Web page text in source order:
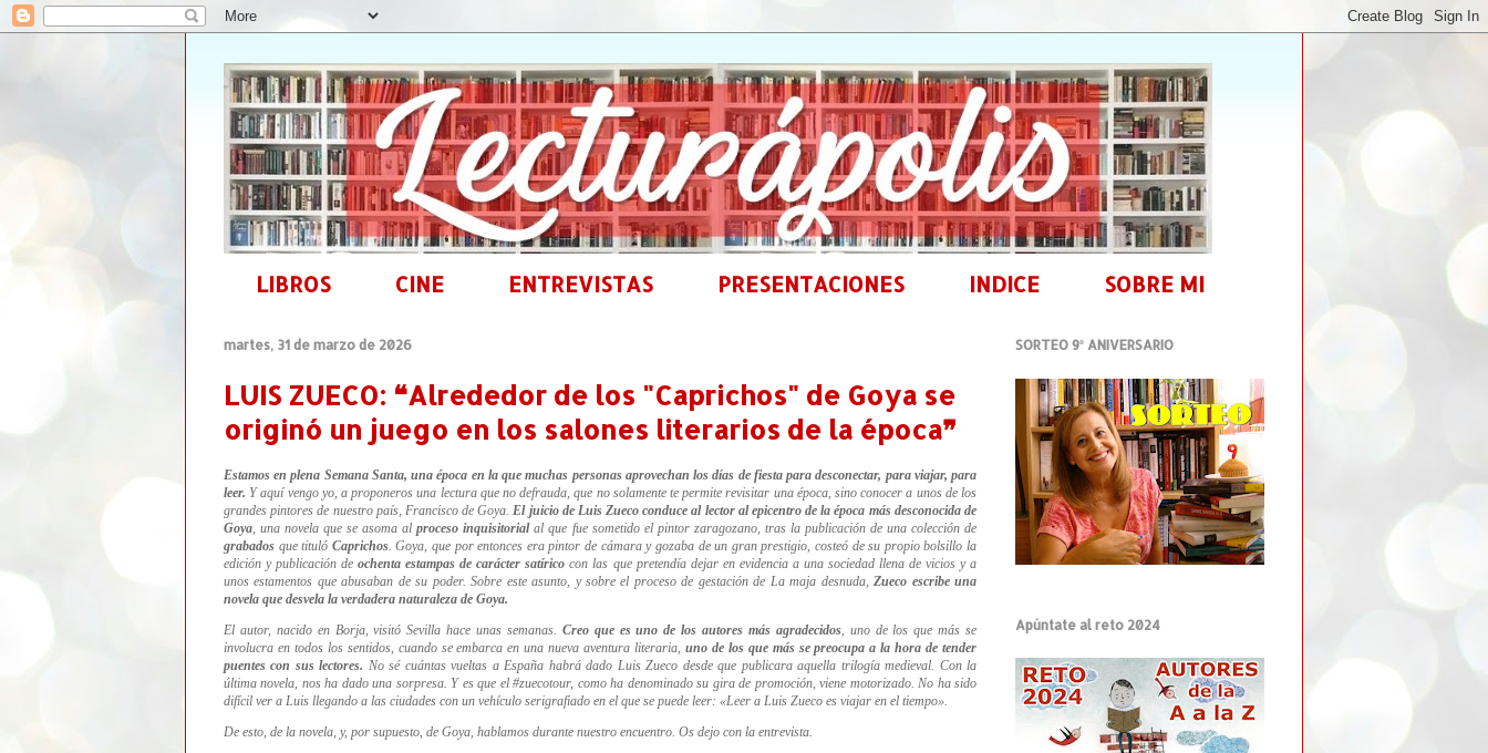
LIBROS CINE ENTREVISTAS PRESENTACIONES INDICE SOBRE MI
martes, 31 de marzo de 2026
LUIS ZUECO: ❝Alrededor de los "Caprichos" de Goya se
originó un juego en los salones literarios de la época❞
Estamos en plena Semana Santa, una época en la que muchas personas aprovechan los días de fiesta para desconectar, para viajar, para
leer. Y aquí vengo yo, a proponeros una lectura que no defrauda, que no solamente te permite revisitar una época, sino conocer a unos de los
grandes pintores de nuestro país, Francisco de Goya. El juicio de Luis Zueco conduce al lector al epicentro de la época más desconocida de
Goya , una novela que se asoma alproceso inquisitorialal que fue sometido el pintor zaragozano, tras la publicación de una colección de
grabados que tituló Caprichos. Goya, que por entonces era pintor de cámara y gozaba de un gran prestigio, costeó de su propio bolsillo la
edición y publicación deochenta estampas de carácter satírico con las que pretendía dejar en evidencia a una sociedad llena de vicios y a
unos estamentos que abusaban de su poder. Sobre este asunto, y sobre el proceso de gestación de La maja desnuda, Zueco escribe una
novela que desvela la verdadera naturaleza de Goya.
El autor, nacido en Borja, visitó Sevilla hace unas semanas. Creo que es uno de los autores más agradecidos, uno de los que más se
involucra en todos los sentidos, cuando se embarca en una nueva aventura literaria, uno de los que más se preocupa a la hora de tender
puentes con sus lectores. No sé cuántas vueltas a España habrá dado Luis Zueco desde que publicara aquella trilogía medieval. Con la
última novela, nos ha dado una sorpresa. Y es que el #zuecotour, como ha denominado su gira de promoción, viene motorizado. No ha sido
difícil ver a Luis llegando a las ciudades con un vehículo serigrafiado en el que se puede leer: «Leer a Luis Zueco es viajar en el tiempo».
De esto, de la novela, y, por supuesto, de Goya, hablamos durante nuestro encuentro. Os dejo con la entrevista.
SORTEO 9º ANIVERSARIO
Apúntate al reto 2024